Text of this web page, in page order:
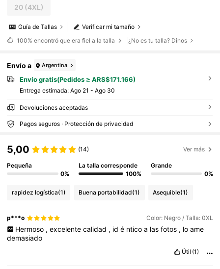
20(4XL)
Verificar mi tamaño
Guía de Tallas
100% encontró que era fiel a la talla ¿No es tu talla? Dinos
Envío a Argentina
Envío gratis(Pedidos ≥ ARS$171.166)
Entrega estimada: Ago 21 - Ago 30
Devoluciones aceptadas
Pagos seguros · Protección de privacidad
5,00 (14) Ver más
Pequeña
0%
La talla corresponde
100%
Grande
0%
rapidez logística(1) Buena portabilidad(1) Asequible(1)
p***o Color: Negro / Talla: 0XL
Hermoso , excelente calidad , id é ntico a las fotos , lo ame
demasiado
Útil (1)